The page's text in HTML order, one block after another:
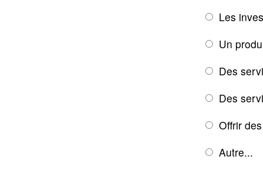
Les
Un
Des
Des
Offrir
Autre...